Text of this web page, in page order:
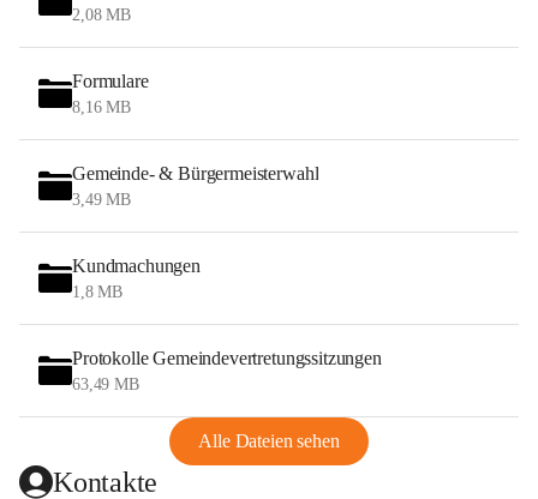
2,08 MB
Formulare
8,16 MB
Gemeinde- & Bürgermeisterwahl
3,49 MB
Kundmachungen
1,8 MB
Protokolle Gemeindevertretungssitzungen
63,49 MB
Alle Dateien sehen
Kontakte